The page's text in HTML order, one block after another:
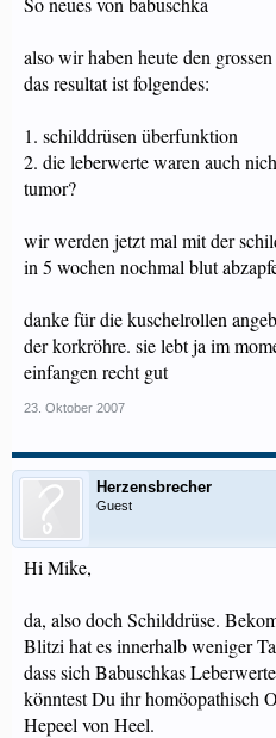
also wir haben heute den
das resultat ist folgendes:
1. schilddrüsen überfunktion
2. die leberwerte waren auch
tumor?
wir werden jetzt mal mit der
in 5 wochen nochmal blut
danke für die kuschelrollen
der korkröhre. sie lebt ja im
einfangen recht gut
23. Oktober 2007
Herzensbrecher
Guest
Hi Mike,
da, also doch Schilddrüse.
Blitzi hat es innerhalb weniger
dass sich Babuschkas
könntest Du ihr homöopathisch
Hepeel von Heel.